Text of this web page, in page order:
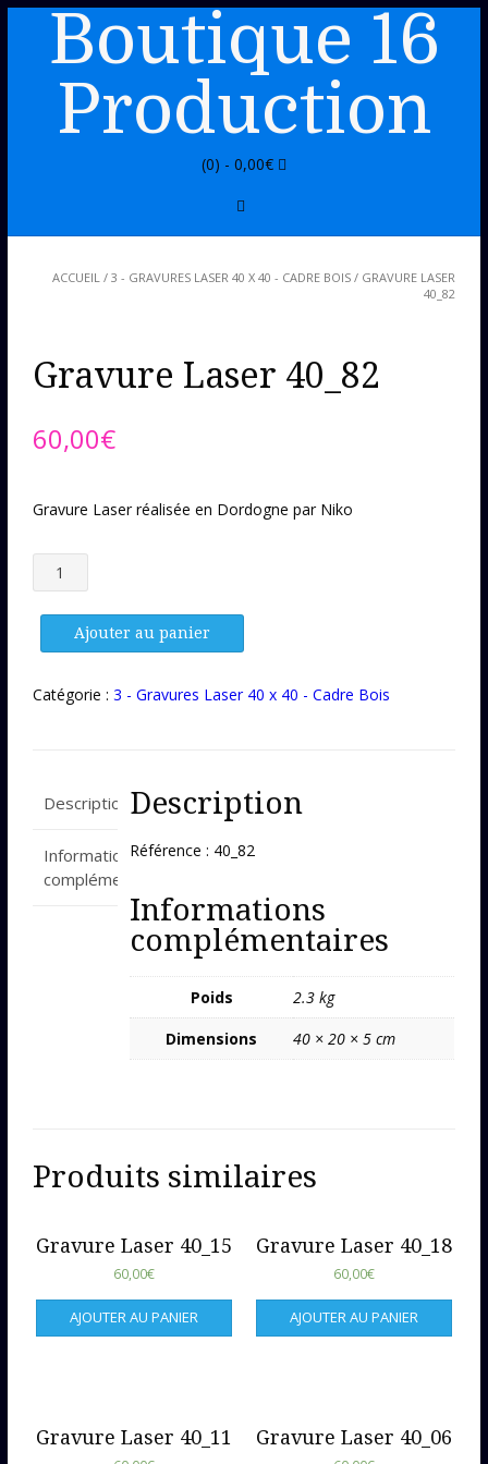
Boutique 16
Production
(0) - 0,00€
ACCUEIL / 3 - GRAVURES LASER 40 X 40 - CADRE BOIS / GRAVURE LASER
40_82
Gravure Laser 40_82
60,00€
Gravure Laser réalisée en Dordogne par Niko
quantité
de
40_82
Ajouter au panier
Catégorie : 3 - Gravures Laser 40 x 40 - Cadre Bois
Description
Informations
complémentaires
Description
Référence : 40_82
Informations
complémentaires
Poids
2.3 kg
Dimensions
40 × 20 × 5 cm
Produits similaires
Gravure Laser 40_15
60,00€
AJOUTER AU PANIER
Gravure Laser 40_18
60,00€
AJOUTER AU PANIER
Gravure Laser 40_11 Gravure Laser 40_06